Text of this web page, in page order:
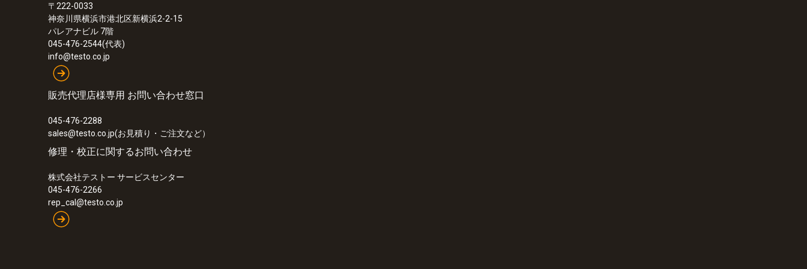
〒222-0033
神奈川県横浜市港北区新横浜2-2-15
パレアナビル 7階
045-476-2544(代表)
info@testo.co.jp
販売代理店様専用 お問い合わせ窓口
045-476-2288
sales@testo.co.jp(お見積り・ご注文など）
修理・校正に関するお問い合わせ
株式会社テストー サービスセンター
045-476-2266
rep_cal@testo.co.jp